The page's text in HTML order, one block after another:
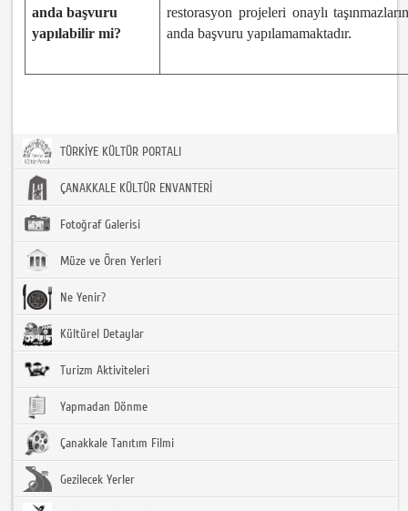
anda başvuru
yapılabilir mi?
restorasyon projeleri onaylı
anda başvuru yapılamamaktadır.
TÜRKİYE KÜLTÜR PORTALI
ÇANAKKALE KÜLTÜR ENVANTERİ
Fotoğraf Galerisi
Müze ve Ören Yerleri
Ne Yenir?
Kültürel Detaylar
Turizm Aktiviteleri
Yapmadan Dönme
Çanakkale Tanıtım Filmi
Gezilecek Yerler